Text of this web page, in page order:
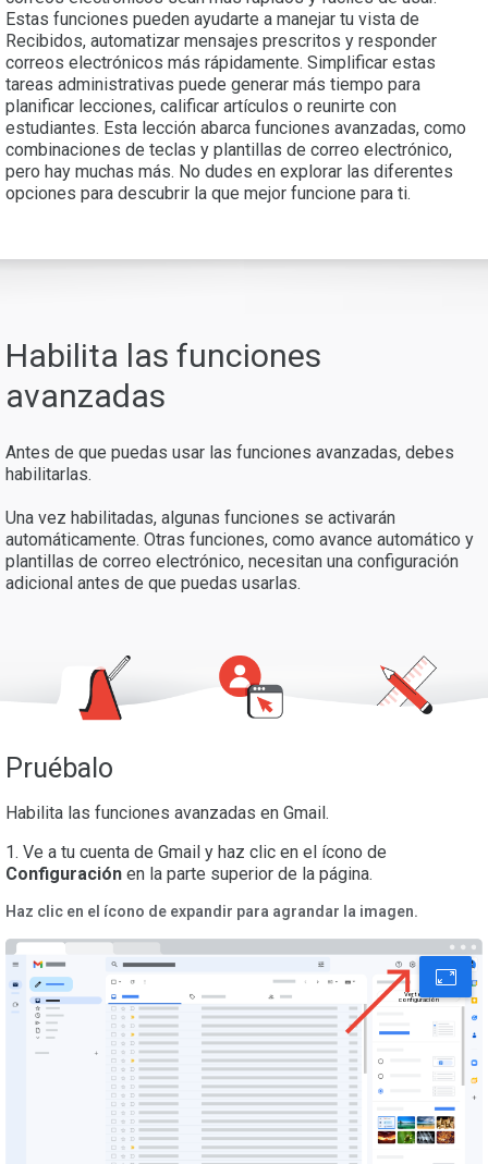
Estas funciones pueden ayudarte a manejar tu vista de
Recibidos, automatizar mensajes prescritos y responder
correos electrónicos más rápidamente. Simplificar estas
tareas administrativas puede generar más tiempo para
planificar lecciones, calificar artículos o reunirte con
estudiantes. Esta lección abarca funciones avanzadas, como
combinaciones de teclas y plantillas de correo electrónico,
pero hay muchas más. No dudes en explorar las diferentes
opciones para descubrir la que mejor funcione para ti.
Habilita las funciones
avanzadas
Antes de que puedas usar las funciones avanzadas, debes
habilitarlas.
Una vez habilitadas, algunas funciones se activarán
automáticamente. Otras funciones, como avance automático y
plantillas de correo electrónico, necesitan una configuración
adicional antes de que puedas usarlas.
Pruébalo
Habilita las funciones avanzadas en Gmail.
1. Ve a tu cuenta de Gmail y haz clic en el ícono de
Configuración en la parte superior de la página.
Haz clic en el ícono de expandir para agrandar la imagen.
Ver toda la
configuración